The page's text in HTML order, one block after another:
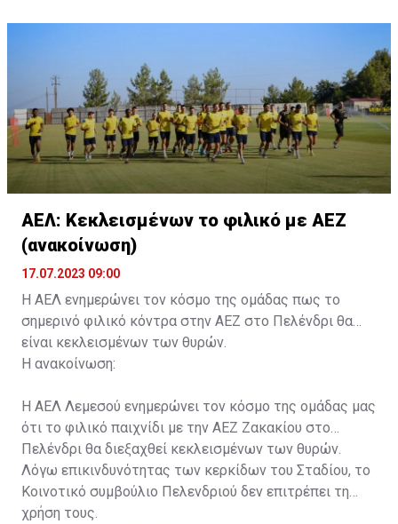
ΑΕΛ: Κεκλεισμένων το φιλικό με ΑΕΖ
(ανακοίνωση)
17.07.2023 09:00
Η ΑΕΛ ενημερώνει τον κόσμο της ομάδας πως το
σημερινό φιλικό κόντρα στην ΑΕΖ στο Πελένδρι θα
είναι κεκλεισμένων των θυρών.
Η ανακοίνωση:
Η ΑΕΛ Λεμεσού ενημερώνει τον κόσμο της ομάδας μας
ότι το φιλικό παιχνίδι με την ΑΕΖ Ζακακίου στο
Πελένδρι θα διεξαχθεί κεκλεισμένων των θυρών.
Λόγω επικινδυνότητας των κερκίδων του Σταδίου, το
Κοινοτικό συμβούλιο Πελενδριού δεν επιτρέπει τη
χρήση τους.